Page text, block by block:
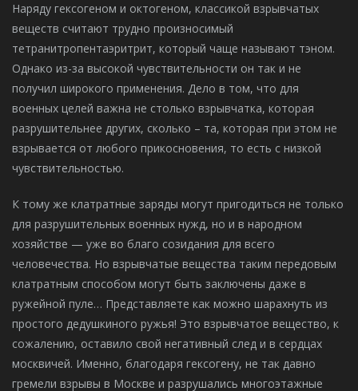
Наряду гексогеном и октогеном, классикой взрывчатых
веществ считают трудно произносимый
тетранитропентаэритрит, который чаще называют тэном.
Однако из-за высокой чувствительности он так и не
получил широкого применения. Дело в том, что для
военных целей важна не столько взрывчатка, которая
разрушительнее других, сколько – та, которая при этом не
взрывается от любого прикосновения, то есть с низкой
чувствительностью.
К тому же клатратные заряды могут пригодиться не только
для разрушительных военных нужд, но и в народном
хозяйстве — уже во благо созидания для всего
человечества. Но взрывчатые вещества таким передовым
клатратным способом могут быть заключены даже в
ружейной пуле… Представляете как можно шарахнуть из
простого дедушкиного ружья! Это взрывчатое вещество, к
сожалению, оставило свой негативный след и в сердцах
москвичей. Именно, благодаря гексогену, не так давно
гремели взрывы в Москве и разрушались многоэтажные